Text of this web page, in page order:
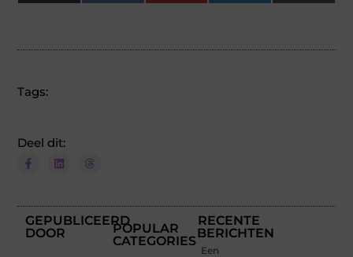
Tags:
Deel dit:
GEPUBLICEERD
DOOR
POPULAR
CATEGORIES
RECENTE
BERICHTEN
Een